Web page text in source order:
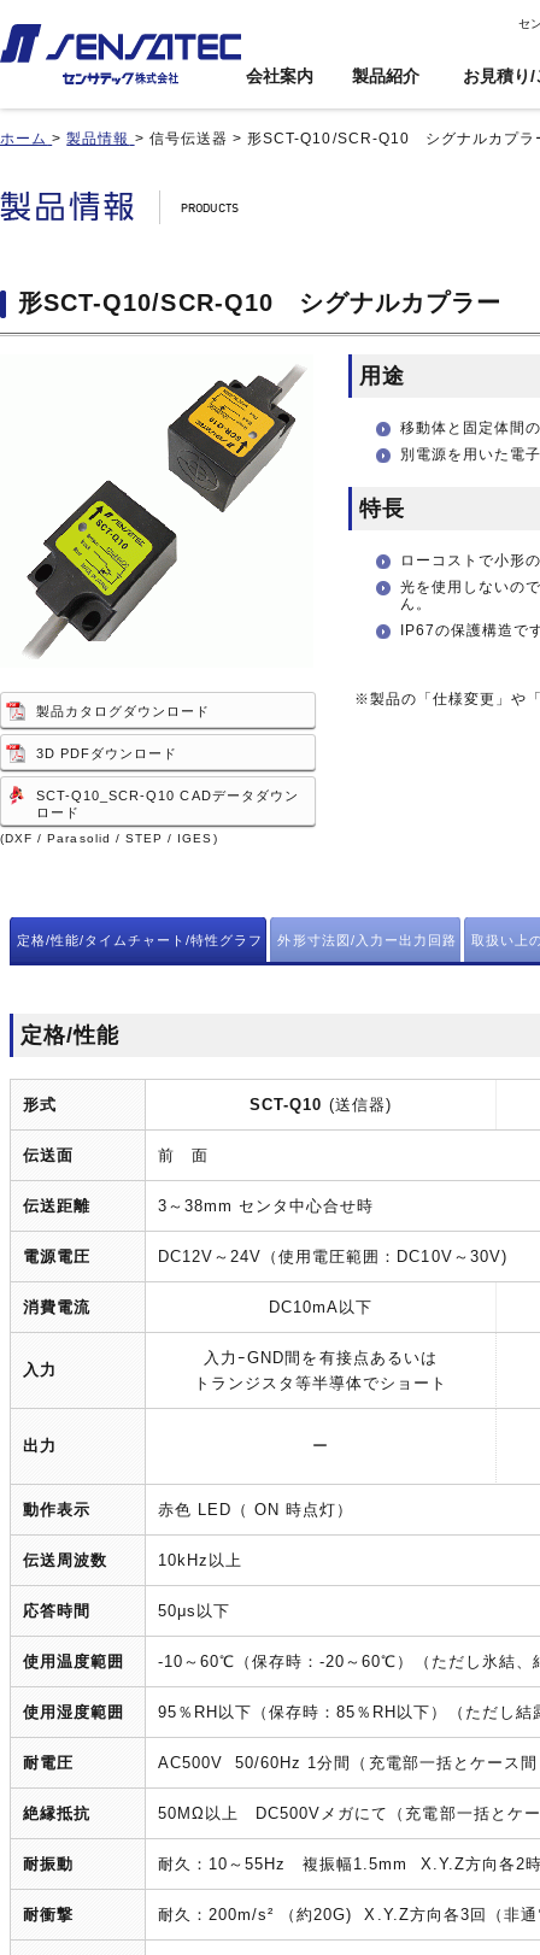
セ
会社案内 製品紹介 お見積り/
品番インデックス
用途事例
近接センサ
差動容量型近接センサ
磁気センサ
無人搬送車(AGV)用セン
サ
歯車(ギア)センサ
タッチセンサ
ジャイロセンサ
光電センサ
赤外線温度センサ
水位センサ
文
利用規約
近接センサ
差動容量型近接センサ
磁気センサ
無人搬送車(AGV)用セン
サ
歯車(ギア)センサ
タッチセンサ
ジャイロセンサ
光電センサ
赤外線温度センサ
水位センサ
ップ
基板実装のご紹介
ホーム >製品情報 > 信号伝送器 >形SCT-Q10/SCR-Q10 シグナルカプラ
形SCT-Q10/SCR-Q10 シグナルカプラー
製品カタログダウンロード
3D PDFダウンロード
SCT-Q10_SCR-Q10 CADデータダウン
ロード
(DXF / Parasolid / STEP / IGES)
用途
移動体と固定体間
別電源を用いた電
特長
ローコストで小形
光を使用しないの
ん。
IP67の保護構造で
※製品の「仕様変更」や
定格/性能/タイムチャート/特性グラフ 外形寸法図/入力ー出力回路 取扱い上
定格/性能
形式 SCT-Q10 ​(送信器)
伝送面 前 面
伝送距離 3～38mm センタ中心合せ時
電源電圧 DC12V～24V（使用電圧範囲：DC10V～30V)
消費電流 DC10mA以下
入力
入力ｰGND間を有接点あるいは
トランジスタ等半導体でショート
出力 ー
動作表示 赤色 LED（ ON 時点灯）
伝送周波数 10kHz以上
応答時間 50μs以下
使用温度範囲 -10～60℃（保存時：-20～60℃）（ただし氷結、
使用湿度範囲 95％RH以下（保存時：85％RH以下）（ただし結
耐電圧 AC500V 50/60Hz 1分間（充電部一括とケース間
絶縁抵抗 50MΩ以上 DC500Vメガにて（充電部一括とケ
耐振動 耐久：10～55Hz 複振幅1.5mm X.Y.Z方向各2
耐衝撃 耐久：200m/s² （約20G) X.Y.Z方向各3回（非通